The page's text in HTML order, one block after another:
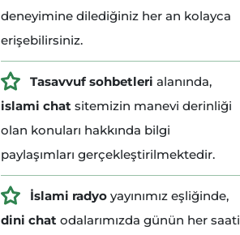
deneyimine dilediğiniz her an kolayca
erişebilirsiniz.
Tasavvuf sohbetleri alanında,
islami chat sitemizin manevi derinliği
olan konuları hakkında bilgi
paylaşımları gerçekleştirilmektedir.
İslami radyo yayınımız eşliğinde,
dini chat odalarımızda günün her saati